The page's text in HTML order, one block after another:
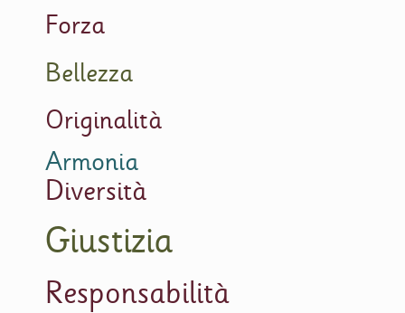
Forza
Bellezza
Originalità
Armonia
Diversità
Giustizia
Responsabilità